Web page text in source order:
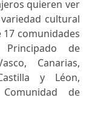
quieren ver
cultural
17 comunidades
Principado de
Canarias,
y Léon,
de